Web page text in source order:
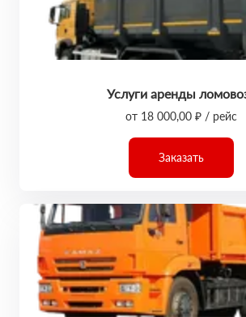
Услуги аренды
от 18 000,00 ₽ / рейс
Заказать